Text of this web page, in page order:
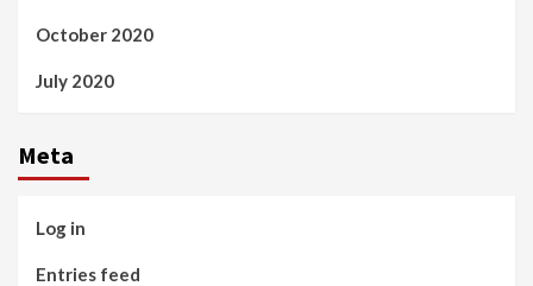
October 2020
July 2020
Meta
Log in
Entries feed